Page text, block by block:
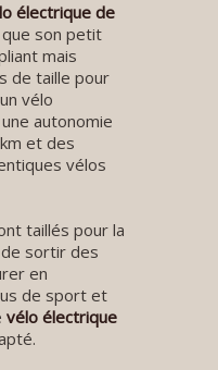
électrique de
son petit
mais
de taille pour
vélo
autonomie
et des
vélos
taillés pour la
sortir des
en
de sport et
vélo électrique